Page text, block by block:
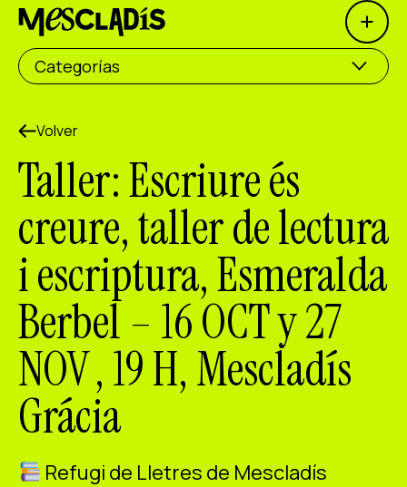
Open
Productora social
Productora de experiencias
Productora de empleo
Productora de conocimiento
Productora cultural
Agenda
Nuestros talleres
Blog
Contacto
Facebook InstagramYoutube
ES CA EN
Categorías
Volver
Taller: Escriure és
creure, taller de lectura
i escriptura, Esmeralda
Berbel – 16 OCT y 27
NOV , 19 H, Mescladís
Grácia
Refugi de Lletres de Mescladís